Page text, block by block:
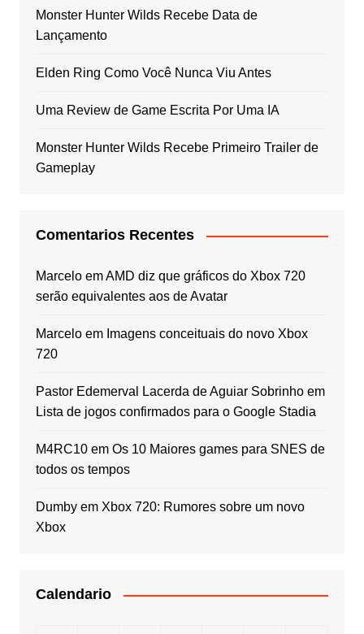
Monster Hunter Wilds Recebe Data de
Lançamento
Elden Ring Como Você Nunca Viu Antes
Uma Review de Game Escrita Por Uma IA
Monster Hunter Wilds Recebe Primeiro Trailer de
Gameplay
Comentarios Recentes
MarceloemAMD diz que gráficos do Xbox 720
serão equivalentes aos de Avatar
Marceloem Imagens conceituais do novo Xbox
720
Pastor Edemerval Lacerda de Aguiar Sobrinhoem
Lista de jogos confirmados para o Google Stadia
M4RC10em Os 10 Maiores games para SNES de
todos os tempos
Dumbyem Xbox 720: Rumores sobre um novo
Xbox
Calendario